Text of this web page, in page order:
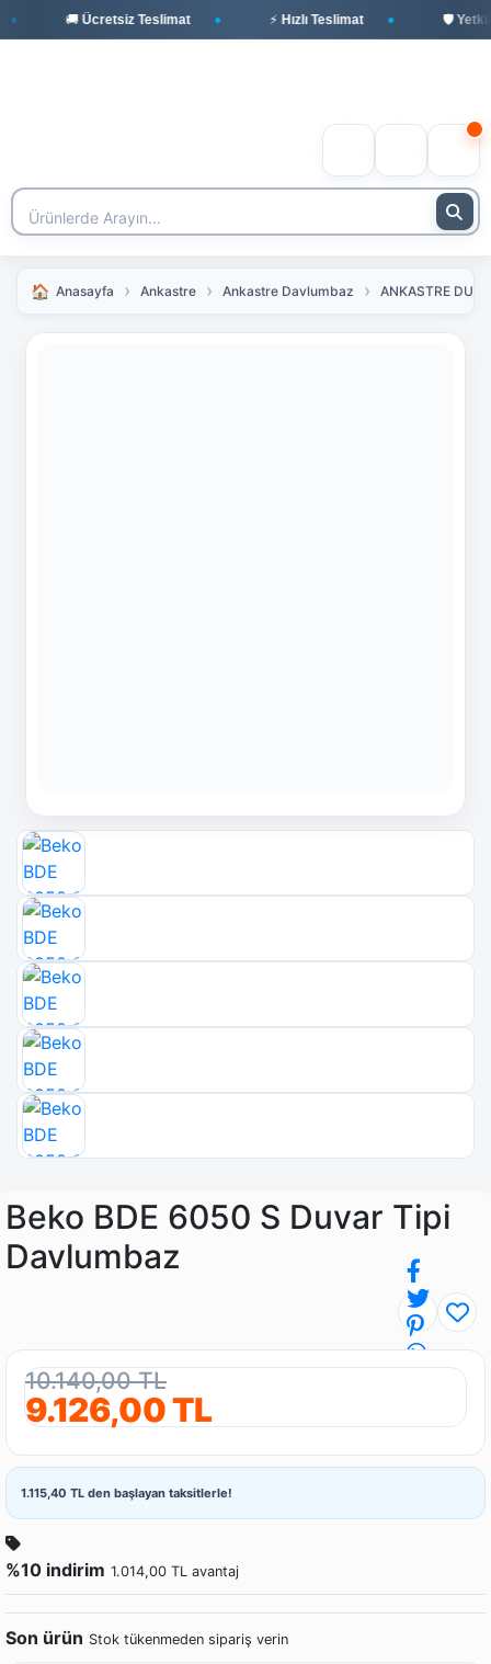
🚚 Ücretsiz Teslimat ⚡ Hızlı Teslimat 🛡️ Yetkili
Anasayfa Ankastre Ankastre Davlumbaz ANKASTRE
Beko BDE 6050 S Duvar Tipi
Davlumbaz
10.140,00 TL
9.126,00 TL
1.115,40 TL den başlayan taksitlerle!
%10 indirim 1.014,00 TL avantaj
Son ürün Stok tükenmeden sipariş verin